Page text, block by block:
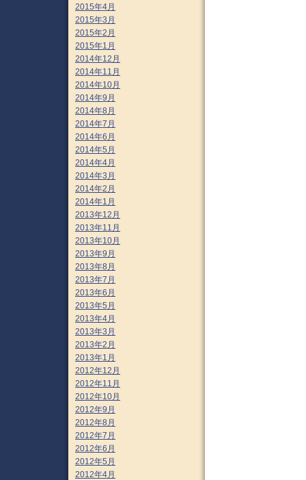
2015年4月
2015年3月
2015年2月
2015年1月
2014年12月
2014年11月
2014年10月
2014年9月
2014年8月
2014年7月
2014年6月
2014年5月
2014年4月
2014年3月
2014年2月
2014年1月
2013年12月
2013年11月
2013年10月
2013年9月
2013年8月
2013年7月
2013年6月
2013年5月
2013年4月
2013年3月
2013年2月
2013年1月
2012年12月
2012年11月
2012年10月
2012年9月
2012年8月
2012年7月
2012年6月
2012年5月
2012年4月